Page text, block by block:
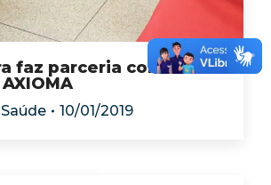
faz parceria com o
Saúde 10/01/2019